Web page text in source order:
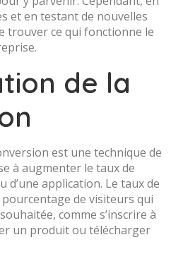
et en testant de nouvelles
trouver ce qui fonctionne le
de la
est une technique de
à augmenter le taux de
d’une application. Le taux de
de visiteurs qui
comme s’inscrire à
un produit ou télécharger